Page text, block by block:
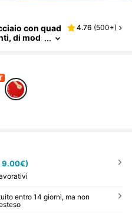
con quad
di mod
scatola r
4.76 (500+)
9.00€)
entro 14 giorni, ma non